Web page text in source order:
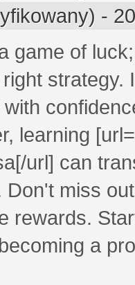
-
game of
learning [url=
url] can
Don't miss
rewards.
a